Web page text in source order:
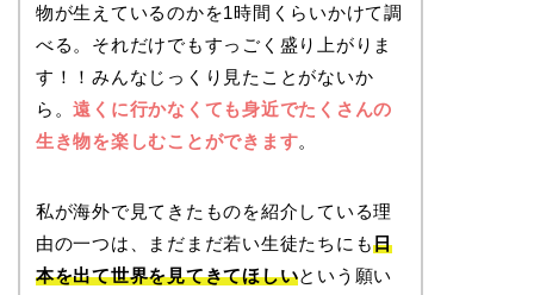
物が生えているのかを1時間くらいかけて調
べる。それだけでもすっごく盛り上がりま
す！！みんなじっくり見たことがないか
ら。遠くに行かなくても身近でたくさんの
生き物を楽しむことができます。
私が海外で見てきたものを紹介している理
由の一つは、まだまだ若い生徒たちにも日
本を出て世界を見てきてほしいという願い